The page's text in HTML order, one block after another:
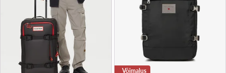
Võimalus